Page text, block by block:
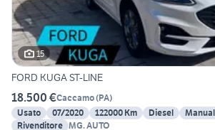
15
FORD KUGA ST-LINE
18.500 €Caccamo(PA)
Usato
07/2020 122000 Km Diesel
Rivenditore MG. AUTO